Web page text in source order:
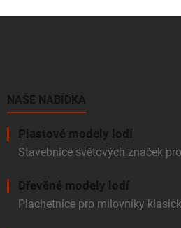
NAŠE NABÍDKA
Plastové modely lodí
Stavebnice světových značek
Dřevěné modely lodí
Plachetnice pro milovníky